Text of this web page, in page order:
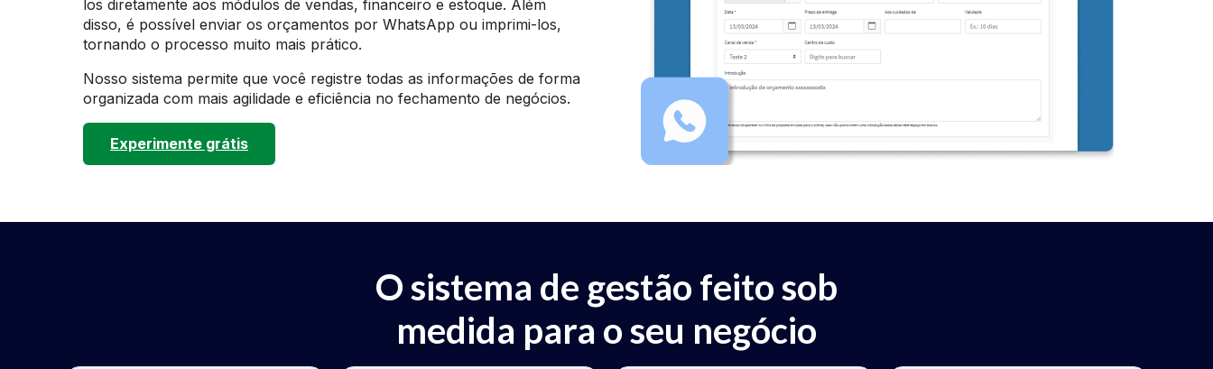
los diretamente aos módulos de vendas, financeiro e estoque. Além
disso, é possível enviar os orçamentos por WhatsApp ou imprimi-los,
tornando o processo muito mais prático.
Nosso sistema permite que você registre todas as informações de forma
organizada com mais agilidade e eficiência no fechamento de negócios.
Experimente grátis
O sistema de gestão feito sob
medida para o seu negócio